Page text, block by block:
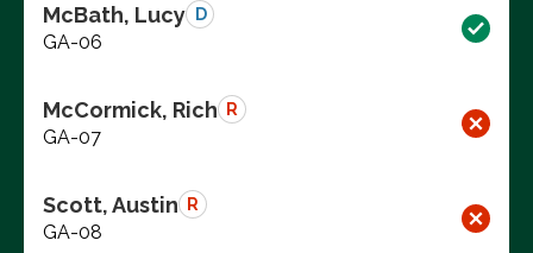
McBath, Lucy D
GA-06
McCormick, Rich R
GA-07
Scott, Austin R
GA-08